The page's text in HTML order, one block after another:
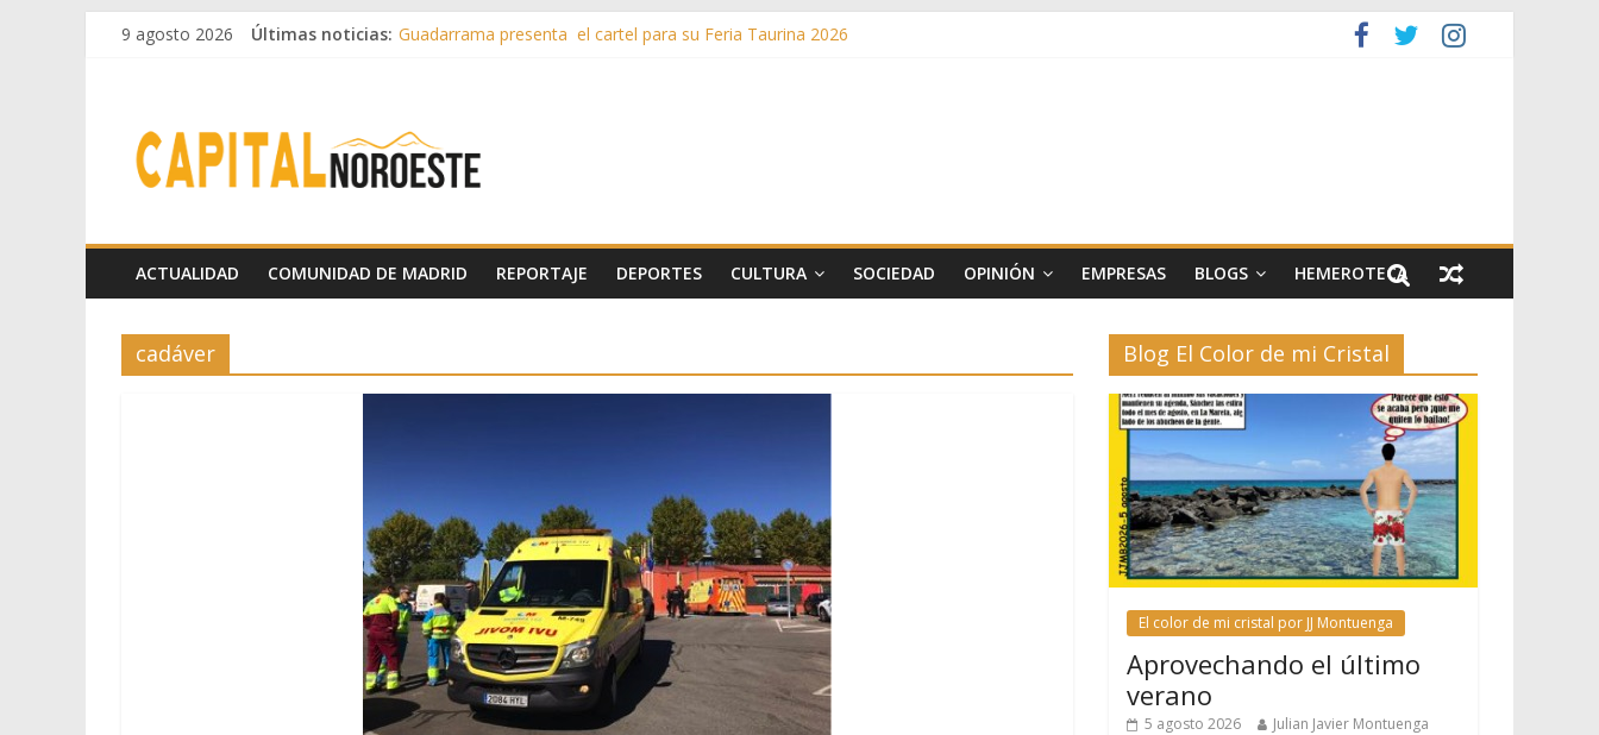
9 agosto 2026 Últimas noticias: Guadarrama presenta el cartel para su Feria Taurina 2026
Alerta de consumos inusuales de agua potable gracias a la telelectura de Canal de Isabel II
ACTUALIDAD COMUNIDAD DE MADRID REPORTAJE DEPORTES CULTURA SOCIEDAD OPINIÓN EMPRESAS BLOGS HEMEROTECA
cadáver Blog El Color de mi Cristal
El color de mi cristal por JJ Montuenga
Aprovechando el último
verano
5 agosto 2026 Julian Javier Montuenga